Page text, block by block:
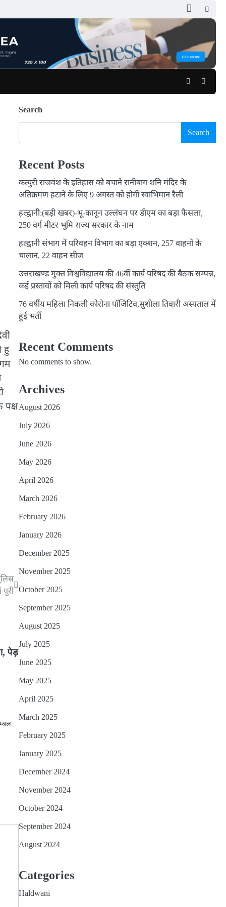
Facebook
हु
पक्ष
पूरी
पेड़
Search
Search
Recent Posts
कत्युरी राजवंश के इतिहास को बचाने रानीबाग शनि मंदिर के
अतिक्रमण हटाने के लिए 9 अगस्त को होगी स्वाभिमान रैली
हल्द्वानी:(बड़ी खबर)-भू-कानून उल्लंघन पर डीएम का बड़ा फैसला,
250 वर्ग मीटर भूमि राज्य सरकार के नाम
हल्द्वानी संभाग में परिवहन विभाग का बड़ा एक्शन, 257 वाहनों के
चालान, 22 वाहन सीज
उत्तराखण्ड मुक्त विश्वविद्यालय की 46वीं कार्य परिषद की बैठक सम्पन्न,
कई प्रस्तावों को मिली कार्य परिषद की संस्तुति
76 वर्षीय महिला निकली कोरोना पॉजिटिव,सुशीला तिवारी अस्पताल में
हुई भर्ती
Recent Comments
No comments to show.
Archives
August 2026
July 2026
June 2026
May 2026
April 2026
March 2026
February 2026
January 2026
December 2025
November 2025
October 2025
September 2025
August 2025
July 2025
June 2025
May 2025
April 2025
March 2025
February 2025
January 2025
December 2024
November 2024
October 2024
September 2024
August 2024
Categories
Haldwani